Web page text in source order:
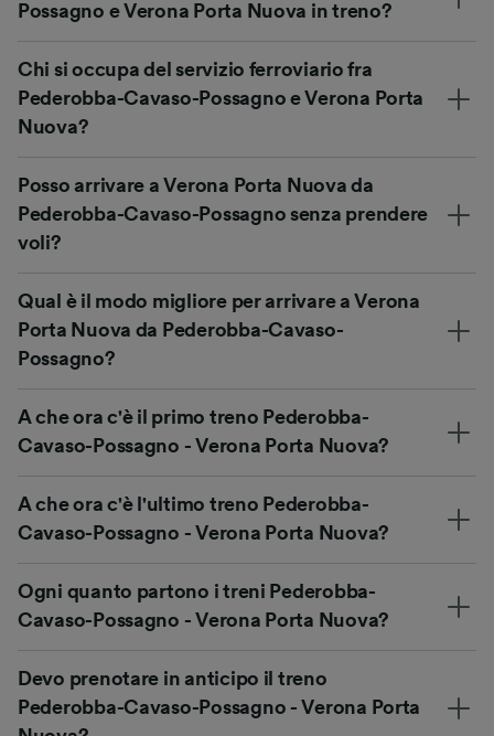
Possagno e Verona Porta Nuova in treno?
Chi si occupa del servizio ferroviario fra
Pederobba-Cavaso-Possagno e Verona Porta
Nuova?
Posso arrivare a Verona Porta Nuova da
Pederobba-Cavaso-Possagno senza prendere
voli?
Qual è il modo migliore per arrivare a Verona
Porta Nuova da Pederobba-Cavaso-
Possagno?
A che ora c'è il primo treno Pederobba-
Cavaso-Possagno - Verona Porta Nuova?
A che ora c'è l'ultimo treno Pederobba-
Cavaso-Possagno - Verona Porta Nuova?
Ogni quanto partono i treni Pederobba-
Cavaso-Possagno - Verona Porta Nuova?
Devo prenotare in anticipo il treno
Pederobba-Cavaso-Possagno - Verona Porta